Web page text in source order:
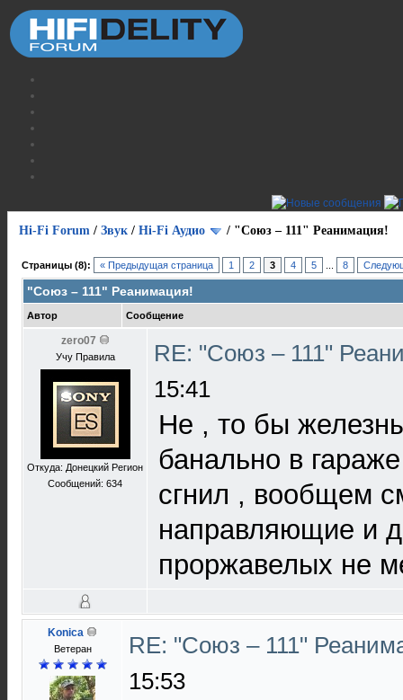
Hi-Fi Forum / Звук / Hi-Fi Аудио / "Союз – 111" Реанимация!
Страницы (8): « Предыдущая страница 1 2 3 4 5 8
"Союз – 111" Реанимация!
Автор Сообщение
zero07
Учу Правила
Откуда: Донецкий Регион
Сообщений: 634
RE: "Союз – 111"
15:41
Не , то бы
банально в
сгнил , вообщем
направляющие и
проржавелых не
Konica
Ветеран
RE: "Союз – 111"
15:53